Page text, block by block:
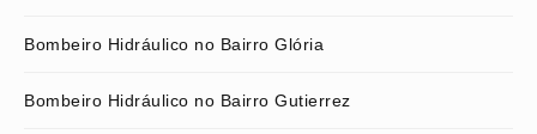
Bombeiro Hidráulico no Bairro Glória
Bombeiro Hidráulico no Bairro Gutierrez